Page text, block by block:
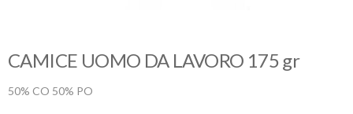
CAMICE UOMO DA LAVORO 175 gr
50% CO 50% PO